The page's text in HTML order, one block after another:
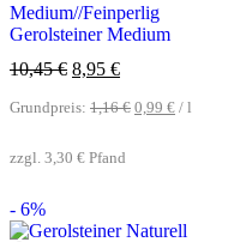
Medium//Feinperlig
Gerolsteiner Medium
10,45€ 8,95 €
Grundpreis: 1,16€ 0,99 € / l
zzgl. 3,30 € Pfand
- 6%